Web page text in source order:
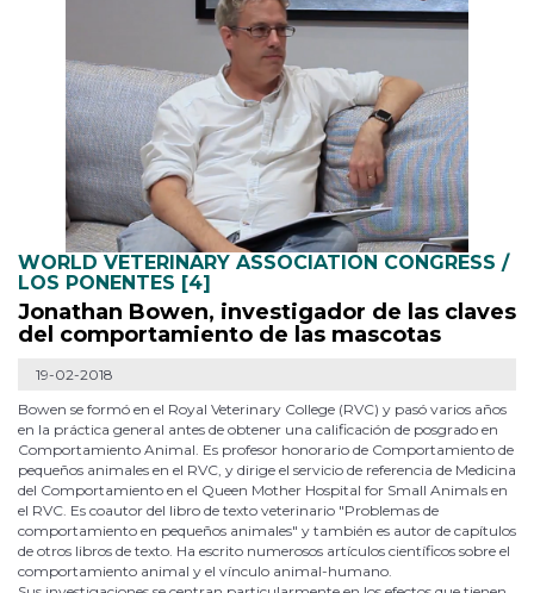
WORLD VETERINARY ASSOCIATION CONGRESS /
LOS PONENTES [4]
Jonathan Bowen, investigador de las claves
del comportamiento de las mascotas
19-02-2018
Bowen se formó en el Royal Veterinary College (RVC) y pasó varios años
en la práctica general antes de obtener una calificación de posgrado en
Comportamiento Animal. Es profesor honorario de Comportamiento de
pequeños animales en el RVC, y dirige el servicio de referencia de Medicina
del Comportamiento en el Queen Mother Hospital for Small Animals en
el RVC. Es coautor del libro de texto veterinario "Problemas de
comportamiento en pequeños animales" y también es autor de capítulos
de otros libros de texto. Ha escrito numerosos artículos científicos sobre el
comportamiento animal y el vínculo animal-humano.